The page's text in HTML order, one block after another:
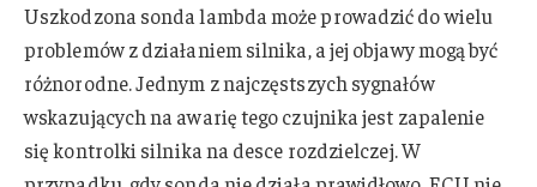
Uszkodzona sonda lambda może prowadzić do wielu
problemów z działaniem silnika, a jej objawy mogą być
różnorodne. Jednym z najczęstszych sygnałów
wskazujących na awarię tego czujnika jest zapalenie
się kontrolki silnika na desce rozdzielczej. W